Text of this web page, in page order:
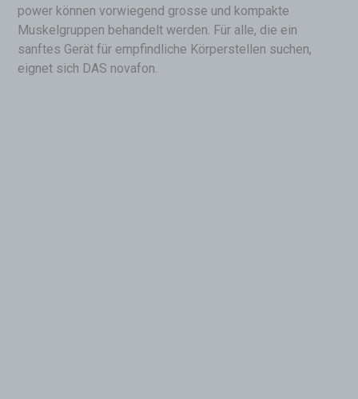
power können vorwiegend grosse und kompakte
Muskelgruppen behandelt werden. Für alle, die ein
sanftes Gerät für empfindliche Körperstellen suchen,
eignet sich DAS novafon.